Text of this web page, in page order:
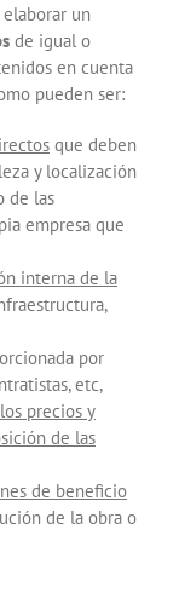
un
de igual o
en cuenta
pueden ser:
que deben
y localización
de las
empresa que
interna de la
por
etc,
precios y
de las
de beneficio
de la obra o